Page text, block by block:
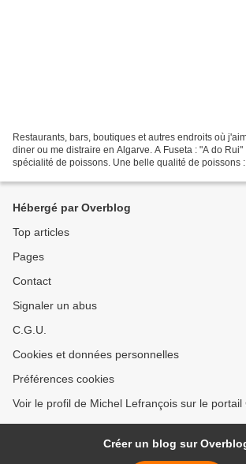
Restaurants, bars, boutiques et autres endroits où
diner ou me distraire en Algarve. A Fuseta : "A do Rui"
spécialité de poissons. Une belle qualité de poissons
Hébergé par Overblog
Top articles
Pages
Contact
Signaler un abus
C.G.U.
Cookies et données personnelles
Préférences cookies
Voir le profil de Michel Lefrançois sur le portail
Créer un blog sur